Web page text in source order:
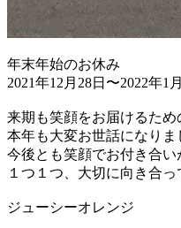
年末年始のお休み
2021年12月28日〜2022年1
来期も笑顔をお届けるた
本年も大変お世話になりま
今後とも笑顔でお付き合い
１つ１つ、大切に向き合っ
ジューシーオレンジ